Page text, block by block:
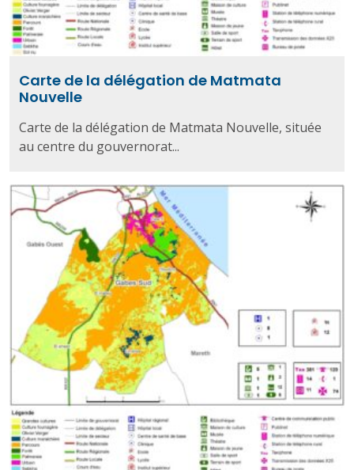
Carte de la délégation de Matmata
Nouvelle
Carte de la délégation de Matmata Nouvelle, située
au centre du gouvernorat...